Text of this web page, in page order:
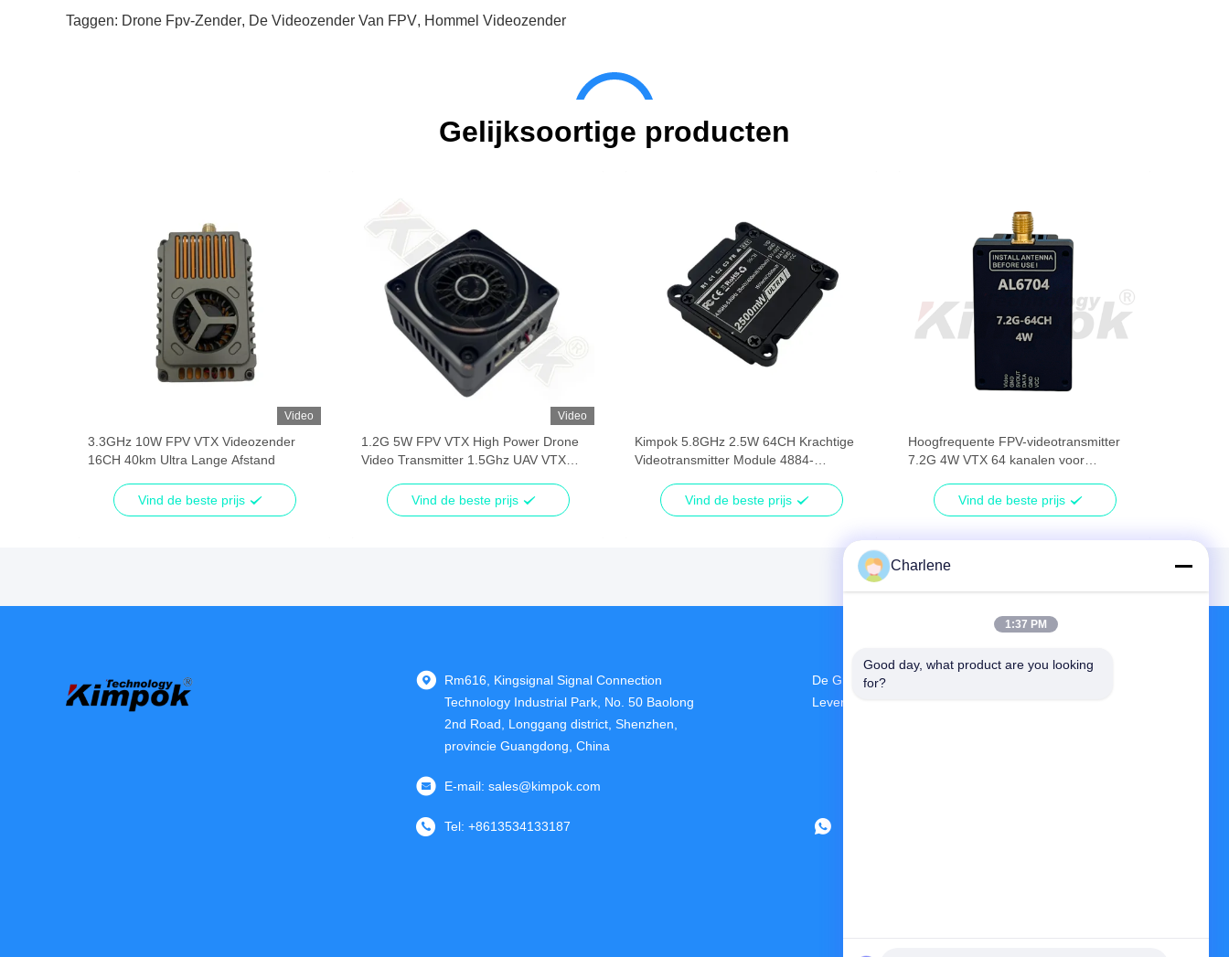
Taggen: Drone Fpv-Zender, De Videozender Van FPV, Hommel Videozender
Gelijksoortige producten
Video
3.3GHz 10W FPV VTX Videozender
16CH 40km Ultra Lange Afstand
Vind de beste prijs
Video
1.2G 5W FPV VTX High Power Drone
Video Transmitter 1.5Ghz UAV VTX
Vind de beste prijs
Kimpok 5.8GHz 2.5W 64CH Krachtige
Videotransmitter Module 4884-
Vind de beste prijs
Hoogfrequente FPV-videotransmitter
7.2G 4W VTX 64 kanalen voor
Vind de beste prijs
Rm616, Kingsignal Signal Connection
Technology Industrial Park, No. 50 Baolong
2nd Road, Longgang district, Shenzhen,
provincie Guangdong, China
E-mail: sales@kimpok.com
Tel: +8613534133187
De Grootste R & D En Productie FPV VTX
Leverancier In China
Charlene
1:37 PM
Good day, what product are you looking
for?